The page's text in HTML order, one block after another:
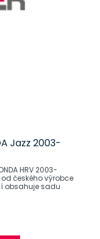
Jazz 2003-
HRV 2003-
českého výrobce
obsahuje sadu